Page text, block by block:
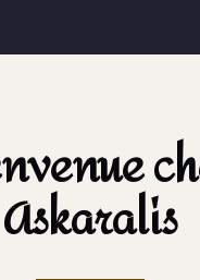
Askaralis